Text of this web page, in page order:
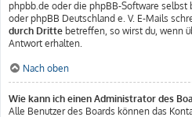
phpbb.de oder die phpBB-Software selbst
oder phpBB Deutschland e. V. E-Mails
durch Dritte betreffen, so wirst du, wenn
Antwort erhalten.
Nach oben
Wie kann ich einen Administrator des
Alle Benutzer des Boards können das